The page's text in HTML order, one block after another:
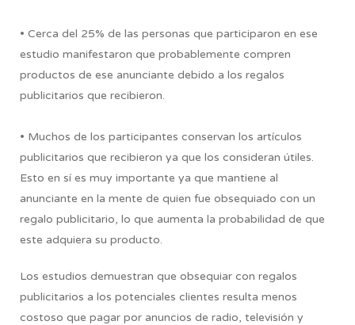
• Cerca del 25% de las personas que participaron en ese
estudio manifestaron que probablemente compren
productos de ese anunciante debido a los regalos
publicitarios que recibieron.
• Muchos de los participantes conservan los artículos
publicitarios que recibieron ya que los consideran útiles.
Esto en sí es muy importante ya que mantiene al
anunciante en la mente de quien fue obsequiado con un
regalo publicitario, lo que aumenta la probabilidad de que
este adquiera su producto.
Los estudios demuestran que obsequiar con regalos
publicitarios a los potenciales clientes resulta menos
costoso que pagar por anuncios de radio, televisión y